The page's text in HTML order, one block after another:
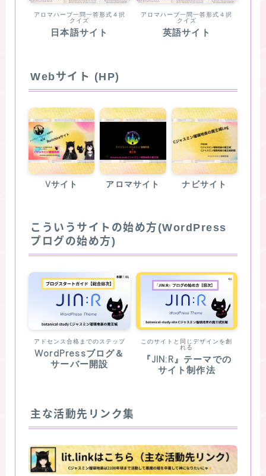
アロマハーブ一問一答形式４択
クイズ
日本語サイト
アロマハーブ一問一答形式４択
クイズ
英語サイト
Webサイト (HP)
Vサイト アロマサイト ナビサイト
こういうサイトの始め方(WordPress
プログの始め方)
アドセンス合格までのステップ
WordPressブログ＆
サーバー開設
このサイトと同じデザインを創
れる
『JIN:R』テーマでの
サイト制作法
主な活動先リンク集